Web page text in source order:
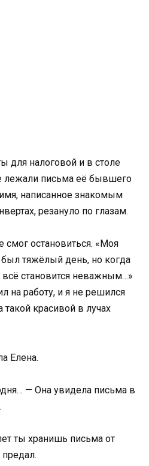
для налоговой и в столе
лежали письма её бывшего
написанное знакомым
резануло по глазам.
смог остановиться. «Моя
тяжёлый день, но когда
всё становится неважным…»
на работу, и я не решился
такой красивой в лучах
Елена.
— Она увидела письма в
ты хранишь письма от